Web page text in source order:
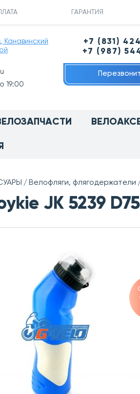
ГАРАНТИЯ
Канавинский
19:00
+7 (831)
+7 (987)
Велофляги, флягодержатели
JK 5239